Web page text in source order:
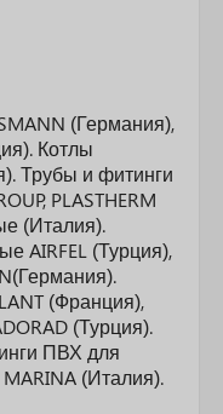
(Германия),
Котлы
Трубы и фитинги
PLASTHERM
(Италия).
AIRFEL (Турция),
(Франция),
(Турция).
ПВХ для
(Италия).